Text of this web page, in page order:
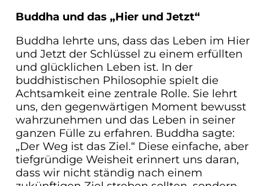
Buddha und das „Hier und Jetzt“
Buddha lehrte uns, dass das Leben im Hier
und Jetzt der Schlüssel zu einem erfüllten
und glücklichen Leben ist. In der
buddhistischen Philosophie spielt die
Achtsamkeit eine zentrale Rolle. Sie lehrt
uns, den gegenwärtigen Moment bewusst
wahrzunehmen und das Leben in seiner
ganzen Fülle zu erfahren. Buddha sagte:
„Der Weg ist das Ziel.“ Diese einfache, aber
tiefgründige Weisheit erinnert uns daran,
dass wir nicht ständig nach einem